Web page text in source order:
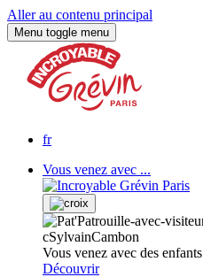
Aller au contenu principal
Menu toggle menu
fr
Vous venez avec ...
Vous venez avec des enfants
Découvrir